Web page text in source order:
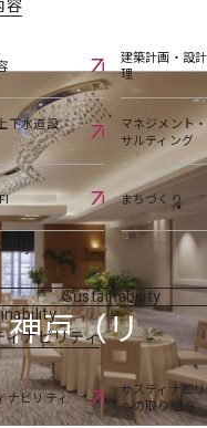
容
建築計画・設
理
下水道設
マネジメント
サルティング
まちづくり
Sustainability
ィナビリティ
ナビリティ
サスティナビ
への取り組み
戸（リ